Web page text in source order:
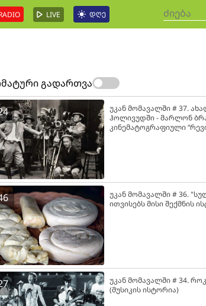
LIVE დღე
გადართვა
უკან მომავალში # 37.
ჰოლივუდში - მარლონ
კინემატოგრაფიული
უკან მომავალში # 36.
ითვისებს მისი შექმნის
უკან მომავალში # 34.
(მუსიკის ისტორია)